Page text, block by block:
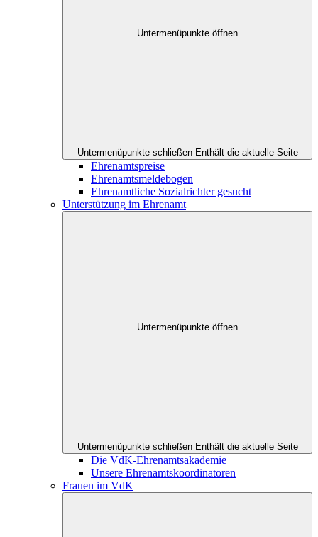
Untermenüpunkte öffnen
Untermenüpunkte schließen Enthält die aktuelle Seite
Ehrenamtspreise
Ehrenamtsmeldebogen
Ehrenamtliche Sozialrichter gesucht
Unterstützung im Ehrenamt
Untermenüpunkte öffnen
Untermenüpunkte schließen Enthält die aktuelle Seite
Die VdK-Ehrenamtsakademie
Unsere Ehrenamtskoordinatoren
Frauen im VdK